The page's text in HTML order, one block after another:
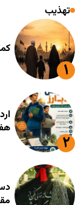
تهذیب